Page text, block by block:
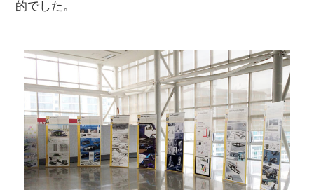
的でした。